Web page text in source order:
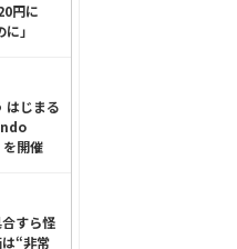
円に
」
じまる
開催
合すら怪
“非常